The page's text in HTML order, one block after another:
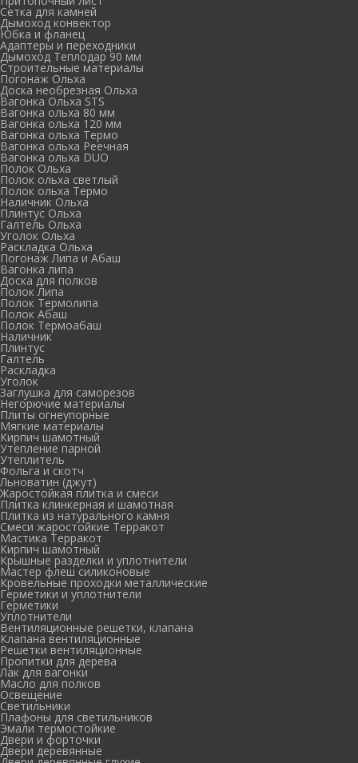
Сетка для камней
Дымоход конвектор
Юбка и фланец
Адаптеры и переходники
Дымоход Теплодар 90 мм
Cтроительные материалы
Погонаж Ольха
Доска необрезная Ольха
Вагонка Ольха STS
Вагонка ольха 80 мм
Вагонка ольха 120 мм
Вагонка ольха Термо
Вагонка ольха Реечная
Вагонка ольха DUO
Полок Ольха
Полок ольха светлый
Полок ольха Термо
Наличник Ольха
Плинтус Ольха
Галтель Ольха
Уголок Ольха
Раскладка Ольха
Погонаж Липа и Абаш
Вагонка липа
Доска для полков
Полок Липа
Полок Термолипа
Полок Абаш
Полок Термоабаш
Наличник
Плинтус
Галтель
Раскладка
Уголок
Заглушка для саморезов
Негорючие материалы
Плиты огнеупорные
Мягкие материалы
Кирпич шамотный
Утепление парной
Утеплитель
Фольга и скотч
Льноватин (джут)
Жаростойкая плитка и смеси
Плитка клинкерная и шамотная
Плитка из натурального камня
Смеси жаростойкие Терракот
Мастика Терракот
Кирпич шамотный
Крышные разделки и уплотнители
Мастер флеш силиконовые
Кровельные проходки металлические
Герметики и уплотнители
Герметики
Уплотнители
Вентиляционные решетки, клапана
Клапана вентиляционные
Решетки вентиляционные
Пропитки для дерева
Лак для вагонки
Масло для полков
Освещение
Светильники
Плафоны для светильников
Эмали термостойкие
Двери и форточки
Двери деревянные